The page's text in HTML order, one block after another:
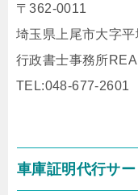
〒362-0011
埼玉県上尾市大字
行政書士事務所
TEL:048-677-2601
車庫証明代行サ